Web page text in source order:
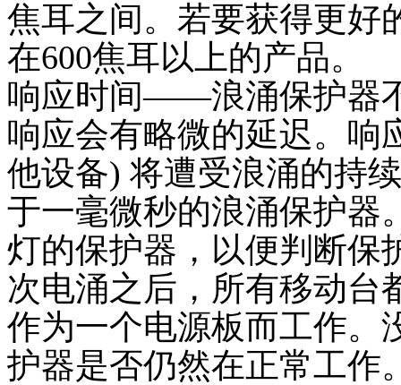
焦耳之间。若要获得更好
在600焦耳以上的产品。
响应时间——浪涌保护器
响应会有略微的延迟。响
他设备) 将遭受浪涌的持
于一毫微秒的浪涌保护器
灯的保护器，以便判断保
次电涌之后，所有移动台
作为一个电源板而工作。
护器是否仍然在正常工作